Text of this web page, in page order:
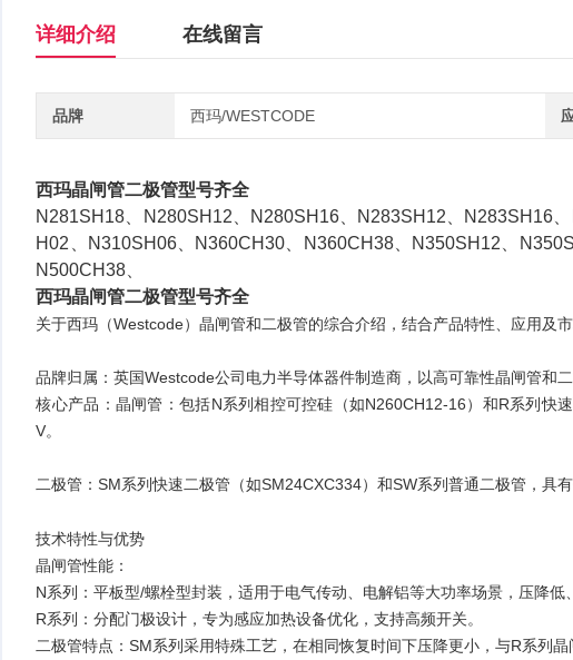
详细介绍 在线留言
品牌 西玛/WESTCODE
西玛晶闸管二极管型号齐全
N281SH18、N280SH12、N280SH16、N283SH12、N283SH16
H02、N310SH06、N360CH30、N360CH38、N350SH12、
N500CH38、
西玛晶闸管二极管型号齐全
关于西玛（Westcode）晶闸管和二极管的综合介绍，结合产品特性、应用及市
品牌归属‌：英国Westcode公司电力半导体器件制造商，以高可靠性晶闸管和二
核心产品‌：‌晶闸管‌：包括N系列相控可控硅（如N260CH12-16）和R系列快
V。
二极管‌：SM系列快速二极管（如SM24CXC334）和SW系列普通二极管，具
技术特性与优势
晶闸管性能‌：
‌N系列‌：平板型/螺栓型封装，适用于电气传动、电解铝等大功率场景，压降低
‌R系列‌：分配门极设计，专为感应加热设备优化，支持高频开关。
二极管特点‌：SM系列采用特殊工艺，在相同恢复时间下压降更小，与R系列晶